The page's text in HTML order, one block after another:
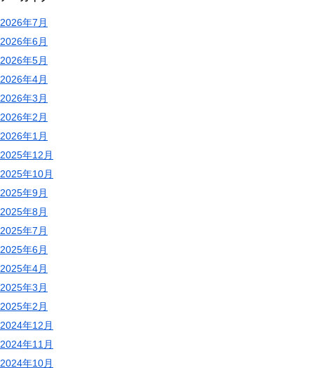
2026年7月
2026年6月
2026年5月
2026年4月
2026年3月
2026年2月
2026年1月
2025年12月
2025年10月
2025年9月
2025年8月
2025年7月
2025年6月
2025年4月
2025年3月
2025年2月
2024年12月
2024年11月
2024年10月